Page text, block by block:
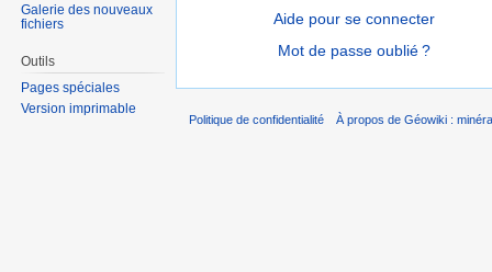
Aide pour se connecter
Mot de passe oublié ?
Galerie des nouveaux
fichiers
Outils
Pages spéciales
Version imprimable
Politique de confidentialité À propos de Géowiki :